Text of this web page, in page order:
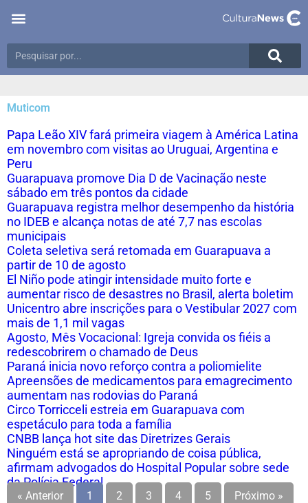
Muticom
Papa Leão XIV fará primeira viagem à América Latina
em novembro com visitas ao Uruguai, Argentina e
Peru
Guarapuava promove Dia D de Vacinação neste
sábado em três pontos da cidade
Guarapuava registra melhor desempenho da história
no IDEB e alcança notas de até 7,7 nas escolas
municipais
Coleta seletiva será retomada em Guarapuava a
partir de 10 de agosto
El Niño pode atingir intensidade muito forte e
aumentar risco de desastres no Brasil, alerta boletim
Unicentro abre inscrições para o Vestibular 2027 com
mais de 1,1 mil vagas
Agosto, Mês Vocacional: Igreja convida os fiéis a
redescobrirem o chamado de Deus
Paraná inicia novo reforço contra a poliomielite
Apreensões de medicamentos para emagrecimento
aumentam nas rodovias do Paraná
Circo Torricceli estreia em Guarapuava com
espetáculo para toda a família
CNBB lança hot site das Diretrizes Gerais
Ninguém está se apropriando de coisa pública,
afirmam advogados do Hospital Popular sobre sede
da Polícia Federal
« Anterior 1 2 3 4 5 Próximo »